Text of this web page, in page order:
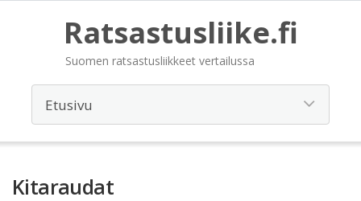
Ratsastusliike.fi
Suomen ratsastusliikkeet vertailussa
Kitaraudat